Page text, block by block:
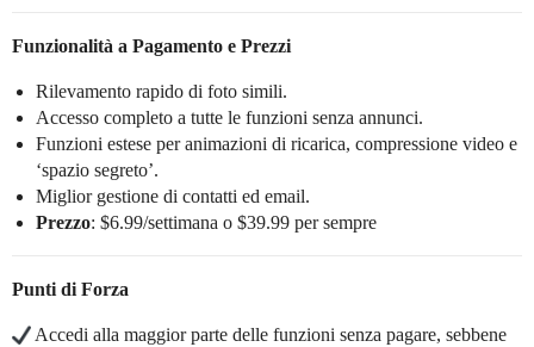
Funzionalità a Pagamento e Prezzi
Rilevamento rapido di foto simili.
Accesso completo a tutte le funzioni senza annunci.
Funzioni estese per animazioni di ricarica, compressione video e
‘spazio segreto’.
Miglior gestione di contatti ed email.
Prezzo: $6.99/settimana o $39.99 per sempre
Punti di Forza
Accedi alla maggior parte delle funzioni senza pagare, sebbene